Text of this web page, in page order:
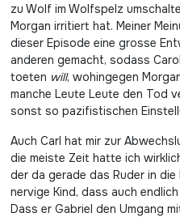
zu Wolf im Wolfspelz
Morgan irritiert hat. Meiner
dieser Episode eine grosse
anderen gemacht, sodass
toeten will, wohingegen
manche Leute Leute den Tod
sonst so pazifistischen
Auch Carl hat mir zur
die meiste Zeit hatte ich
der da gerade das Ruder in
nervige Kind, dass auch
Dass er Gabriel den Umgang